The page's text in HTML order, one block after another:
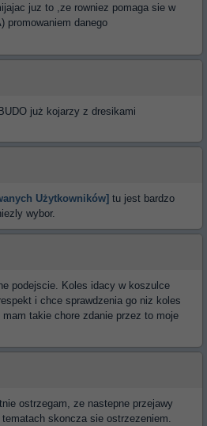
juz to ,ze rowniez pomaga sie w
promowaniem danego
już kojarzy z dresikami
Użytkowników] tu jest bardzo
wybor.
podejscie. Koles idacy w koszulce
i chce sprawdzenia go niz koles
takie chore zdanie przez to moje
ostrzegam, ze nastepne przejawy
skoncza sie ostrzezeniem.